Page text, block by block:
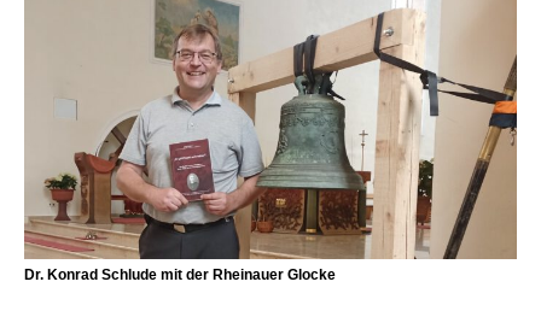
Dr. Konrad Schlude mit der Rheinauer Glocke